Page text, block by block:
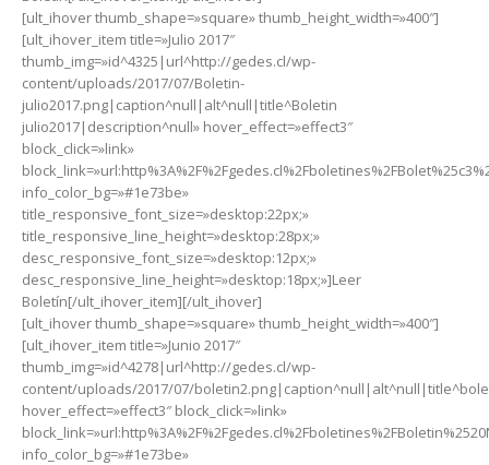
[ult_ihover thumb_shape=»square» thumb_height_width=»400″]
[ult_ihover_item title=»Julio 2017″
thumb_img=»id^4325|url^http://gedes.cl/wp-
content/uploads/2017/07/Boletin-
julio2017.png|caption^null|alt^null|title^Boletin
julio2017|description^null» hover_effect=»effect3″
block_click=»link»
info_color_bg=»#1e73be»
title_responsive_font_size=»desktop:22px;»
title_responsive_line_height=»desktop:28px;»
desc_responsive_font_size=»desktop:12px;»
desc_responsive_line_height=»desktop:18px;»]Leer
Boletín[/ult_ihover_item][/ult_ihover]
[ult_ihover thumb_shape=»square» thumb_height_width=»400″]
[ult_ihover_item title=»Junio 2017″
thumb_img=»id^4278|url^http://gedes.cl/wp-
content/uploads/2017/07/
hover_effect=»effect3″ block_click=»link»
info_color_bg=»#1e73be»